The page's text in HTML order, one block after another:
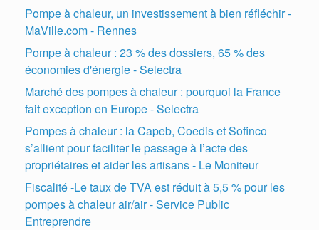
Pompe à chaleur, un investissement à bien réfléchir -
MaVille.com - Rennes
Pompe à chaleur : 23 % des dossiers, 65 % des
économies d'énergie - Selectra
Marché des pompes à chaleur : pourquoi la France
fait exception en Europe - Selectra
Pompes à chaleur : la Capeb, Coedis et Sofinco
s’allient pour faciliter le passage à l’acte des
propriétaires et aider les artisans - Le Moniteur
Fiscalité -Le taux de TVA est réduit à 5,5 % pour les
pompes à chaleur air/air - Service Public
Entreprendre